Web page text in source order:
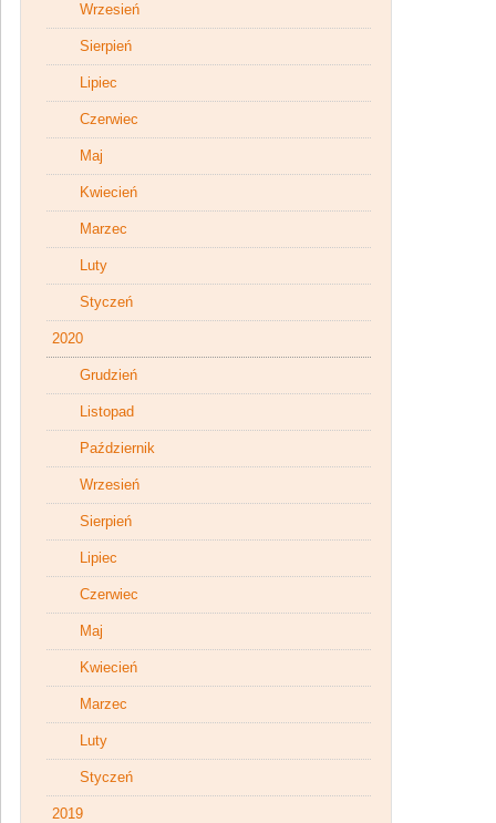
Wrzesień
Sierpień
Lipiec
Czerwiec
Maj
Kwiecień
Marzec
Luty
Styczeń
2020
Grudzień
Listopad
Październik
Wrzesień
Sierpień
Lipiec
Czerwiec
Maj
Kwiecień
Marzec
Luty
Styczeń
2019